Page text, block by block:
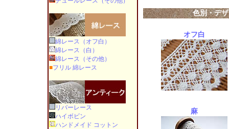
綿レース（オフ白）
綿レース（白）
綿レース（その他）
■フリル 綿レース
リバーレース
ハイボビン
ハンドメイド コットン
色別・デ
オフ白
麻